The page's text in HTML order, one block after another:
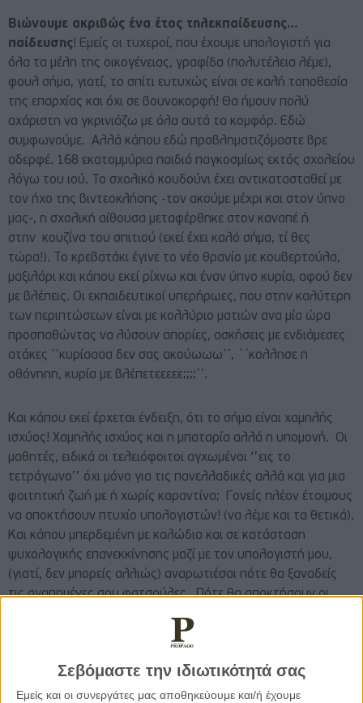
Σεβόμαστε την ιδιωτικότητά σας
Εμείς και οι συνεργάτες μας αποθηκεύουμε και/ή έχουμε
Βιώνουμε ακριβώς ένα έτος τηλεκπαίδευσης…
παίδευσης! Εμείς οι τυχεροί, που έχουμε υπολογιστή για
όλα τα μέλη της οικογένειας, γραφίδα (πολυτέλεια λέμε),
φουλ σήμα, γιατί, το σπίτι ευτυχώς είναι σε καλή τοποθεσία
της επαρχίας και όχι σε βουνοκορφή! Θα ήμουν πολύ
αχάριστη να γκρινιάζω με όλα αυτά τα κομφόρ. Εδώ
συμφωνούμε. Αλλά κάπου εδώ προβληματιζόμαστε βρε
αδερφέ. 168 εκατομμύρια παιδιά παγκοσμίως εκτός σχολείου
λόγω του ιού. Το σχολικό κουδούνι έχει αντικατασταθεί με
τον ήχο της βιντεοκλήσης -τον ακούμε μέχρι και στον ύπνο
μας-, η σχολική αίθουσα μεταφέρθηκε στον καναπέ ή
στην κουζίνα του σπιτιού (εκεί έχει καλό σήμα, τί θες
τώρα!). Το κρεβατάκι έγινε το νέο θρανίο με κουβερτούλα,
μαξιλάρι και κάπου εκεί ρίχνω και έναν ύπνο κυρία, αφού δεν
με βλέπεις. Οι εκπαιδευτικοί υπερήρωες, που στην καλύτερη
των περιπτώσεων είναι με κολλύριο ματιών ανα μία ώρα
προσπαθώντας να λύσουν απορίες, ασκήσεις με ενδιάμεσες
ατάκες ᾽᾽κυρίαααα δεν σας ακούωωω᾽᾽, ´´κολλησε η
οθόνηηη, κυρία με βλέπετεεεεε;;;;᾽᾽.
Και κάπου εκεί έρχεται ένδειξη, ότι το σήμα είναι χαμηλής
ισχύος! Χαμηλής ισχύος και η μπαταρία αλλά η υπομονή. Οι
μαθητές, ειδικά οι τελειόφοιτοι αγχωμένοι ‘’εις το
τετράγωνο’’ όχι μόνο για τις πανελλαδικές αλλά και για μια
φοιτητική ζωή με ή χωρίς καραντίνα; Γονείς πλέον έτοιμους
να αποκτήσουν πτυχίο υπολογιστών! (να λέμε και τα θετικά).
Και κάπου μπερδεμένη με καλώδια και σε κατάσταση
ψυχολογικής επανεκκίνησης μαζί με τον υπολογιστή μου,
(γιατί, δεν μπορείς αλλιώς) αναρωτιέσαι πότε θα ξαναδείς
τις αγαπημένες σου φατσούλες. Πότε θα αποκτήσουν οι
χαρτάκια-σαΐτες καταχωνιασμένες σαν μικρός θησαυρός
επαγγελματικού προσανατολισμού δια ζώσης με
συναδέλφους με τους οποίους λίγο πριν θα έχεις έρθει σε